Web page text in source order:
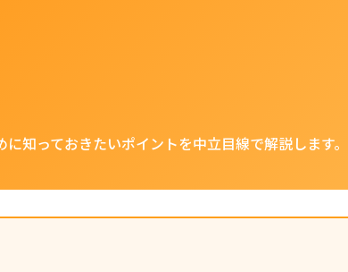
知っておきたいポイントを中立目線で解説します。